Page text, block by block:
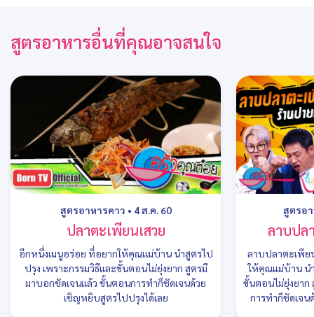
สูตรอาหารอื่นที่คุณอาจสนใจ
สูตรอาหารคาว • 4 ส.ค. 60
ปลาตะเพียนเสวย
อีกหนึ่งเมนูอร่อย ที่อยากให้คุณแม่บ้าน นำสูตรไป
ปรุง เพราะกรรมวิธีและขั้นตอนไม่ยุ่งยาก สูตรมี
มาบอกชัดเจนแล้ว ขั้นตอนการทำก็ชัดเจนด้วย
เชิญหยิบสูตรไปปรุงได้เลย
สูตรอ
ลาบปล
ลาบปลาตะเพีย
ให้คุณแม่บ้าน น
ขั้นตอนไม่ยุ่งยาก
การทำก็ชัดเจน